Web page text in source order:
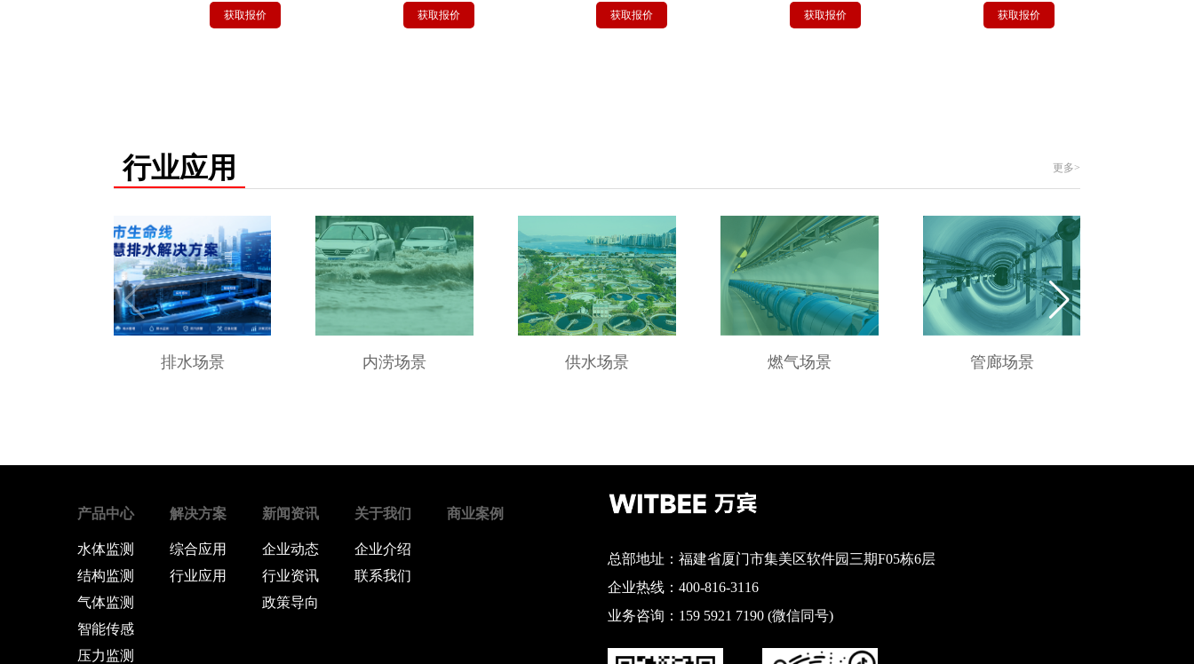
获取报价 获取报价 获取报价 获取报价 获取报价
行业应用 更多>
排水场景 内涝场景 供水场景 燃气场景 管廊场景
产品中心
水体监测
结构监测
气体监测
智能传感
压力监测
解决方案
综合应用
行业应用
新闻资讯
企业动态
行业资讯
政策导向
关于我们
企业介绍
联系我们
商业案例
总部地址：福建省厦门市集美区软件园三期F05栋6层
企业热线：400-816-3116
业务咨询：159 5921 7190 (微信同号)